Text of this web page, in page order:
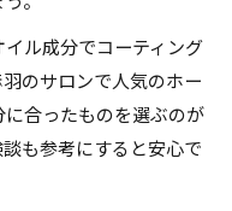
ル成分でコーティング
のサロンで人気のホー
合ったものを選ぶのが
も参考にすると安心で